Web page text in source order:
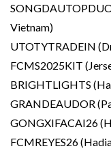
Vietnam)
UTOTYTRADEIN
FCMS2025KIT
BRIGHTLIGHTS
GRANDEAUDOR
GONGXIFACAI26
FCMREYES26